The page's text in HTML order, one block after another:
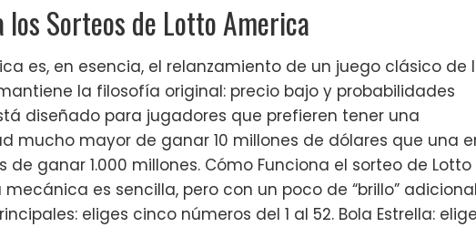
los Sorteos de Lotto America
es, en esencia, el relanzamiento de un juego clásico de
la filosofía original: precio bajo y probabilidades
diseñado para jugadores que prefieren tener una
mucho mayor de ganar 10 millones de dólares que una
de ganar 1.000 millones. Cómo Funciona el sorteo de Lotto
mecánica es sencilla, pero con un poco de “brillo”
eliges cinco números del 1 al 52. Bola Estrella: